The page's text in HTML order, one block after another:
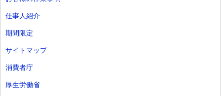
仕事人紹介
期間限定
サイトマップ
消費者庁
厚生労働省